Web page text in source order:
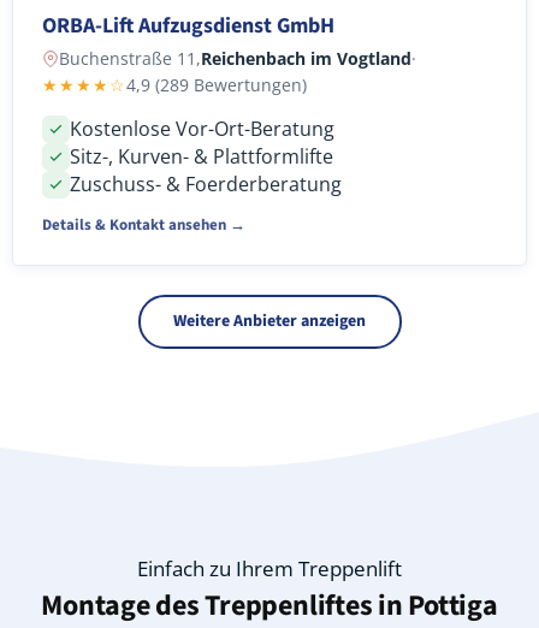
ORBA-Lift Aufzugsdienst GmbH
Buchenstraße 11,Reichenbach im Vogtland·
★★★★☆4,9 (289 Bewertungen)
Kostenlose Vor-Ort-Beratung
Sitz-, Kurven- & Plattformlifte
Zuschuss- & Foerderberatung
Details & Kontakt ansehen →
Weitere Anbieter anzeigen
Einfach zu Ihrem Treppenlift
Montage des Treppenliftes inPottiga